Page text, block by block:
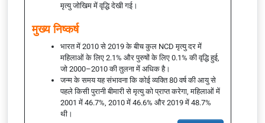
मृत्यु जोखिम में वृद्धि देखी गई।
मुख्य निष्कर्ष
भारत में 2010 से 2019 के बीच कुल NCD मृत्यु दर में
महिलाओं के लिए 2.1% और पुरुषों के लिए 0.1% की वृद्धि हुई,
जो 2000–2010 की तुलना में अधिक है।
जन्म के समय यह संभावना कि कोई व्यक्ति 80 वर्ष की आयु से
पहले किसी पुरानी बीमारी से मृत्यु को प्राप्त करेगा, महिलाओं में
2001 में 46.7%, 2010 में 46.6% और 2019 में 48.7%
थी।